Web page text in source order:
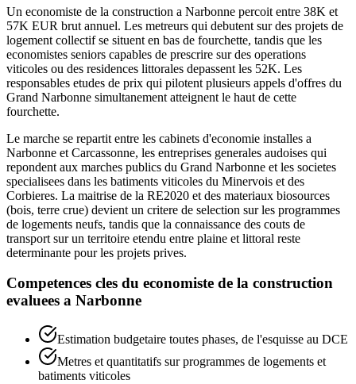
Un economiste de la construction a Narbonne percoit entre 38K et
57K EUR brut annuel. Les metreurs qui debutent sur des projets de
logement collectif se situent en bas de fourchette, tandis que les
economistes seniors capables de prescrire sur des operations
viticoles ou des residences littorales depassent les 52K. Les
responsables etudes de prix qui pilotent plusieurs appels d'offres du
Grand Narbonne simultanement atteignent le haut de cette
fourchette.
Le marche se repartit entre les cabinets d'economie installes a
Narbonne et Carcassonne, les entreprises generales audoises qui
repondent aux marches publics du Grand Narbonne et les societes
specialisees dans les batiments viticoles du Minervois et des
Corbieres. La maitrise de la RE2020 et des materiaux biosources
(bois, terre crue) devient un critere de selection sur les programmes
de logements neufs, tandis que la connaissance des couts de
transport sur un territoire etendu entre plaine et littoral reste
determinante pour les projets prives.
Competences cles du economiste de la construction
evaluees a Narbonne
Estimation budgetaire toutes phases, de l'esquisse au DCE
Metres et quantitatifs sur programmes de logements et
batiments viticoles